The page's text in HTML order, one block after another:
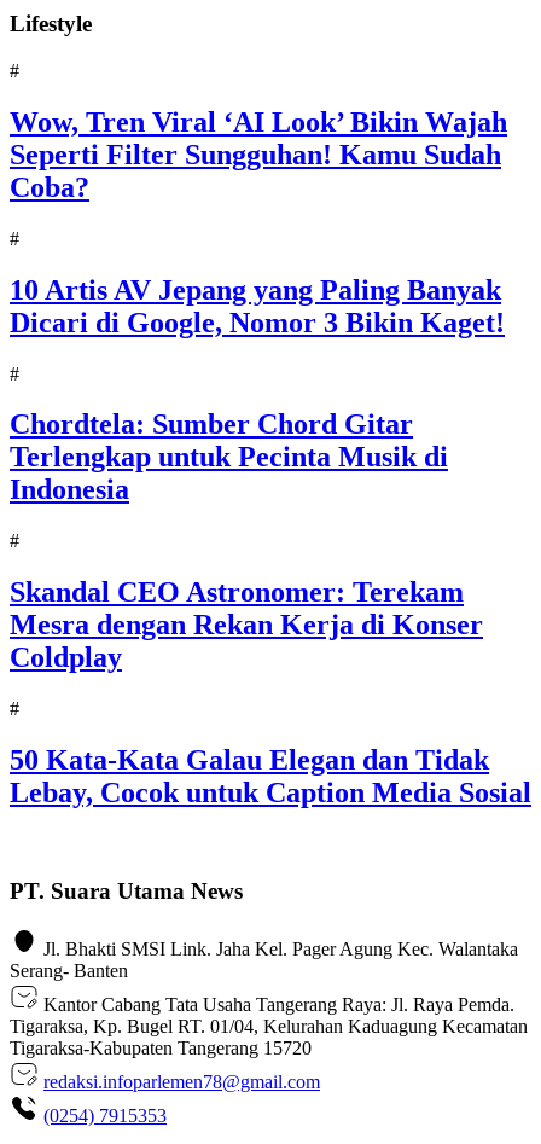
Lifestyle
#
Wow, Tren Viral ‘AI Look’ Bikin Wajah
Seperti Filter Sungguhan! Kamu Sudah
Coba?
#
10 Artis AV Jepang yang Paling Banyak
Dicari di Google, Nomor 3 Bikin Kaget!
#
Chordtela: Sumber Chord Gitar
Terlengkap untuk Pecinta Musik di
Indonesia
#
Skandal CEO Astronomer: Terekam
Mesra dengan Rekan Kerja di Konser
Coldplay
#
50 Kata-Kata Galau Elegan dan Tidak
Lebay, Cocok untuk Caption Media Sosial
PT. Suara Utama News
Jl. Bhakti SMSI Link. Jaha Kel. Pager Agung Kec. Walantaka
Serang- Banten
Kantor Cabang Tata Usaha Tangerang Raya: Jl. Raya Pemda.
Tigaraksa, Kp. Bugel RT. 01/04, Kelurahan Kaduagung Kecamatan
Tigaraksa-Kabupaten Tangerang 15720
redaksi.infoparlemen78@gmail.com
(0254) 7915353